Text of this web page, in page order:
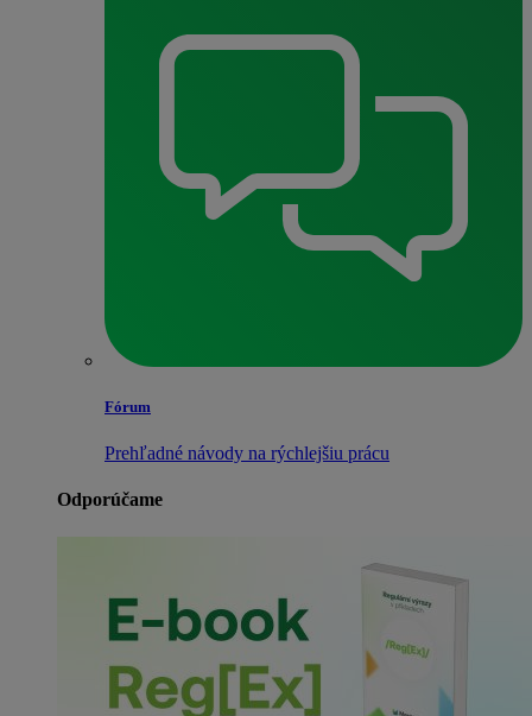
Fórum
Prehľadné návody na rýchlejšiu prácu
Odporúčame